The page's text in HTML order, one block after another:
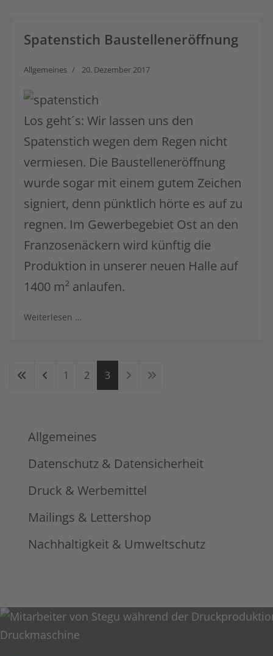
Spatenstich Baustelleneröffnung
Allgemeines 20. Dezember 2017
Los geht´s: Wir lassen uns den
Spatenstich wegen dem Regen nicht
vermiesen. Die Baustelleneröffnung
wurde sogar mit einem gutem Zeichen
signiert, denn pünktlich hörte es auf zu
regnen. Im Gewerbegebiet Ost an den
Franzosenäckern wird künftig die
Produktion in unserer neuen Halle auf
1400 m² anlaufen.
Weiterlesen …
1 2 3
Allgemeines
Datenschutz & Datensicherheit
Druck & Werbemittel
Mailings & Lettershop
Nachhaltigkeit & Umweltschutz